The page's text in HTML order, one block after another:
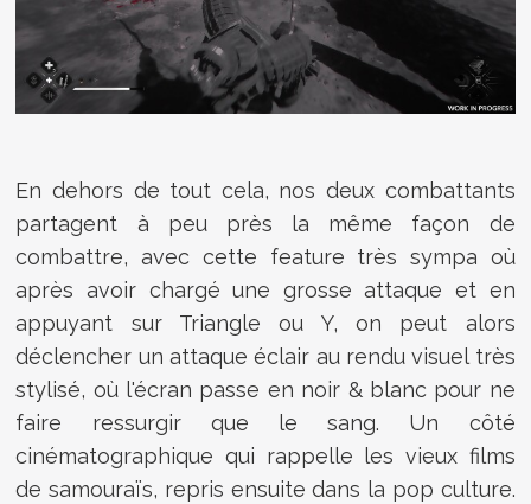
En dehors de tout cela, nos deux combattants
partagent à peu près la même façon de
combattre, avec cette feature très sympa où
après avoir chargé une grosse attaque et en
appuyant sur Triangle ou Y, on peut alors
déclencher un attaque éclair au rendu visuel très
stylisé, où l'écran passe en noir & blanc pour ne
faire ressurgir que le sang. Un côté
cinématographique qui rappelle les vieux films
de samouraïs, repris ensuite dans la pop culture.